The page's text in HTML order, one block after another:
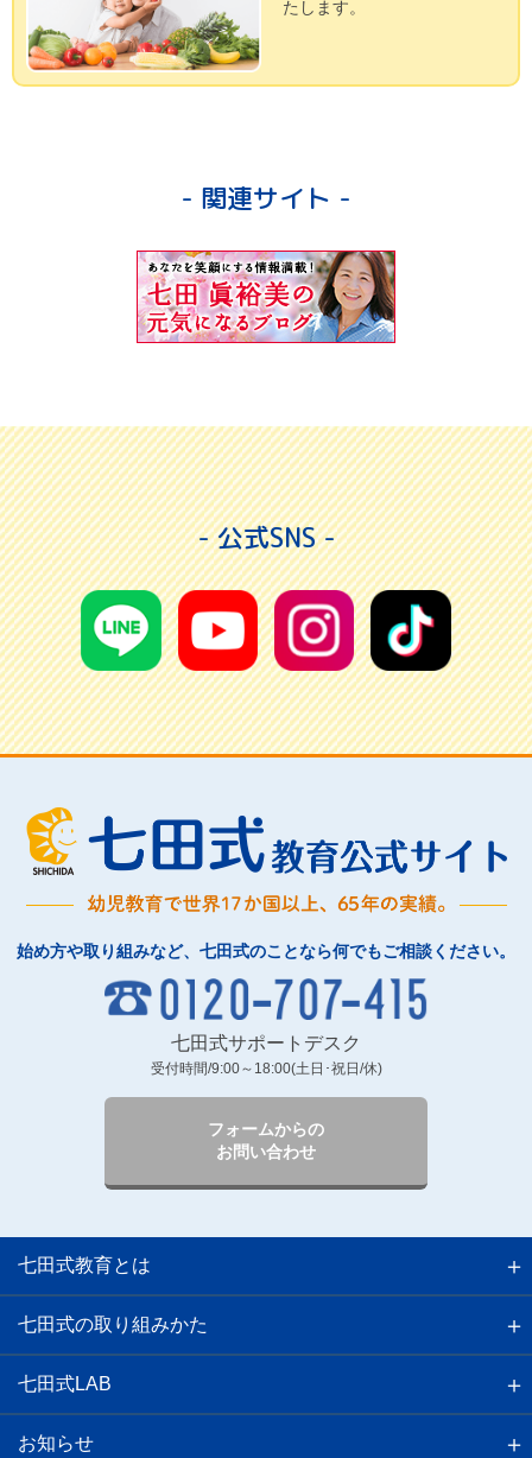
たします。
- 関連サイト -
- 公式SNS -
始め方や取り組みなど、七田式のことなら何でもご相談ください。
七田式サポートデスク
受付時間/9:00～18:00(土日･祝日/休)
フォームからの
お問い合わせ
七田式教育とは
七田式の取り組みかた
七田式LAB
お知らせ